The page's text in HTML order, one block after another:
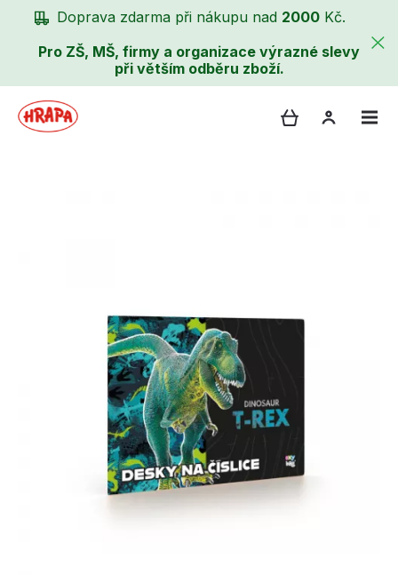
Doprava zdarma při nákupu nad 2000 Kč.
Pro ZŠ, MŠ, firmy a organizace výrazné slevy
při větším odběru zboží.